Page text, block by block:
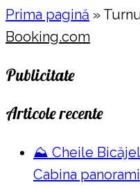
Prima pagină »
Booking.com
Publicitate
Articole recente
⛰️ Cheile
Cabina